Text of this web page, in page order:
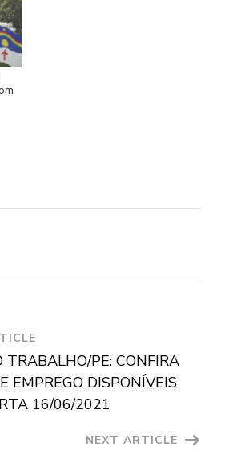
TRABALHO/PE: CONFIRA
EMPREGO DISPONÍVEIS
16/06/2021
NEXT ARTICLE